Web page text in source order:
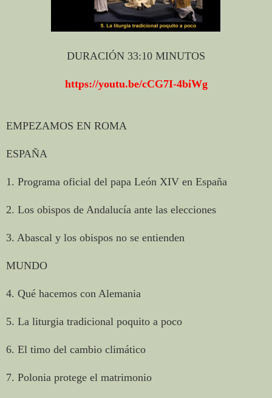
DURACIÓN 33:10 MINUTOS
https://youtu.be/cCG7I-4biWg
EMPEZAMOS EN ROMA
ESPAÑA
1. Programa oficial del papa León XIV en España
2. Los obispos de Andalucía ante las elecciones
3. Abascal y los obispos no se entienden
MUNDO
4. Qué hacemos con Alemania
5. La liturgia tradicional poquito a poco
6. El timo del cambio climático
7. Polonia protege el matrimonio